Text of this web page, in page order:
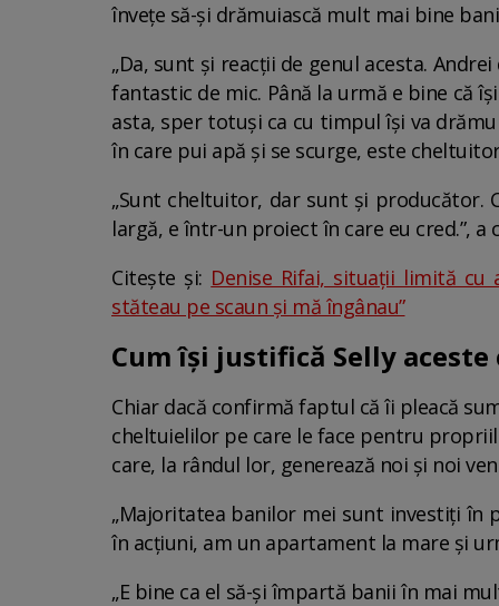
învețe să-și drămuiască mult mai bine
„Da, sunt și reacții de genul acesta.
fantastic de mic. Până la urmă e bine că
asta, sper totuși ca cu timpul își va
în care pui apă și se scurge, este
„Sunt cheltuitor, dar sunt și producător.
largă, e într-un proiect în care eu cred.”,
Citește și: Denise Rifai, situații limită
stăteau pe scaun și mă îngânau”
Cum își justifică Selly
Chiar dacă confirmă faptul că îi pleacă
cheltuielilor pe care le face pentru
care, la rândul lor, generează noi și noi
„Majoritatea banilor mei sunt investiți în
în acțiuni, am un apartament la mare și
„E bine ca el să-și împartă banii în mai